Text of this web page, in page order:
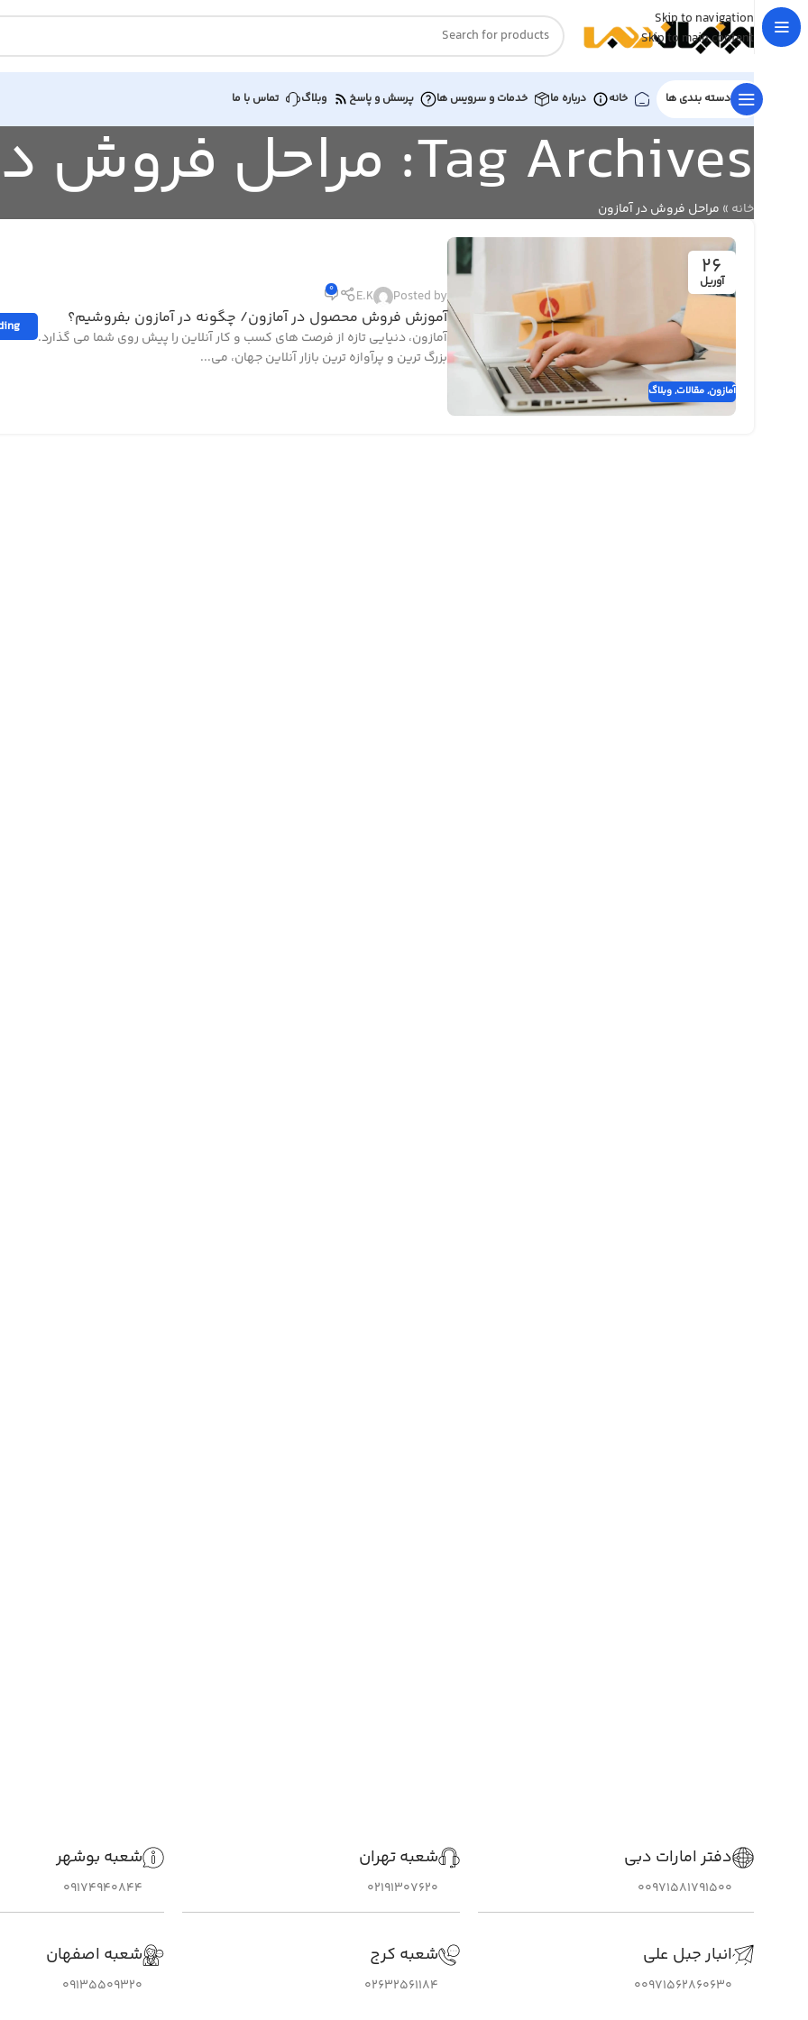
Skip to navigation
Skip to main content
دسته بندی ها خانه درباره ما خدمات و سرویس ها پرسش و پاسخ وبلاگ تماس با ما
Tag Archives: مراحل فروش در آمازون
خانه » مراحل فروش در آمازون
26
آوریل
آمازون,مقالات,وبلاگ
Posted by
E.K
0
آموزش فروش محصول در آمازون/ چگونه در آمازون بفروشیم؟
آمازون، دنیایی تازه از فرصت های کسب و کار آنلاین را پیش روی شما می گذارد.
بزرگ ترین و پرآوازه ترین بازار آنلاین جهان، می...
دفتر امارات دبی
00971581791500
انبار جبل علی
00971562860630
شعبه تهران
02191307620
شعبه کرج
02632561184
شعبه بوشهر
09174940844
شعبه اصفهان
09135509320